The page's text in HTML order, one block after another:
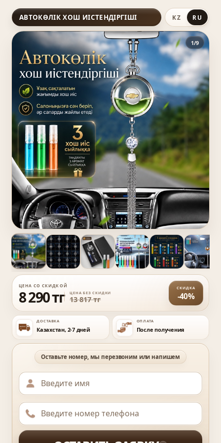
АВТОКӨЛІК ХОШ ИІСТЕНДІРГІШІ KZ RU
1/9
ЦЕНА СО СКИДКОЙ
8 290 тг ЦЕНА БЕЗ СКИДКИ
13 817 тг
СКИДКА
-40%
ДОСТАВКА
Казахстан, 2-7 дней
ОПЛАТА
После получения
Оставьте номер, мы перезвоним или напишем
Имя
Телефон
Website